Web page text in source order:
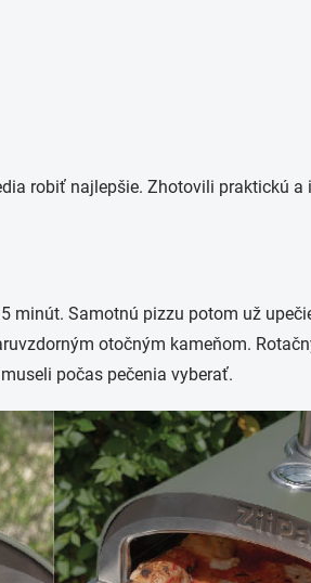
robiť najlepšie. Zhotovili praktickú a
minút. Samotnú pizzu potom už
otočným kameňom.
počas pečenia vyberať.